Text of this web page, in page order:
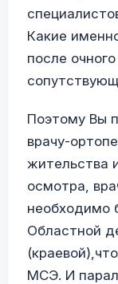
Какие
после
Поэтому Вы
врачу-
жительства
осмотра,
необходимо
Областной
МСЭ. И